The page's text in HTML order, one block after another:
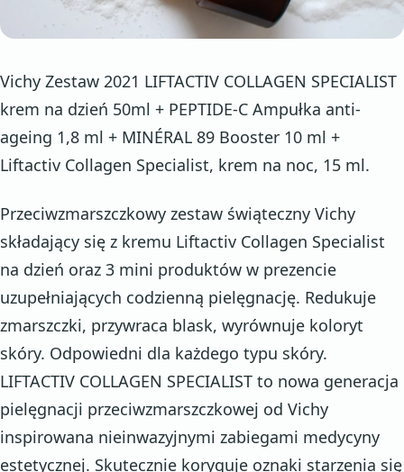
Vichy Zestaw 2021 LIFTACTIV COLLAGEN SPECIALIST
krem na dzień 50ml + PEPTIDE-C Ampułka anti-
ageing 1,8 ml + MINÉRAL 89 Booster 10 ml +
Liftactiv Collagen Specialist, krem na noc, 15 ml.
Przeciwzmarszczkowy zestaw świąteczny Vichy
składający się z kremu Liftactiv Collagen Specialist
na dzień oraz 3 mini produktów w prezencie
uzupełniających codzienną pielęgnację. Redukuje
zmarszczki, przywraca blask, wyrównuje koloryt
skóry. Odpowiedni dla każdego typu skóry.
LIFTACTIV COLLAGEN SPECIALIST to nowa generacja
pielęgnacji przeciwzmarszczkowej od Vichy
inspirowana nieinwazyjnymi zabiegami medycyny
estetycznej. Skutecznie koryguje oznaki starzenia się